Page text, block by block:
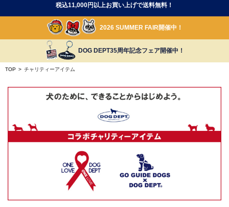
o
税込11,000円以上お買い上げで送料無料！
2026 SUMMER FAIR開催中！
DOG DEPT35周年記念フェア開催中！
TOP > チャリティーアイテム